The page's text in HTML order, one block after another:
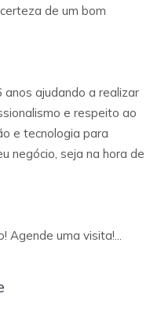
de um bom
anos ajudando a realizar
e respeito ao
e tecnologia para
negócio, seja na hora de
Agende uma visita!...